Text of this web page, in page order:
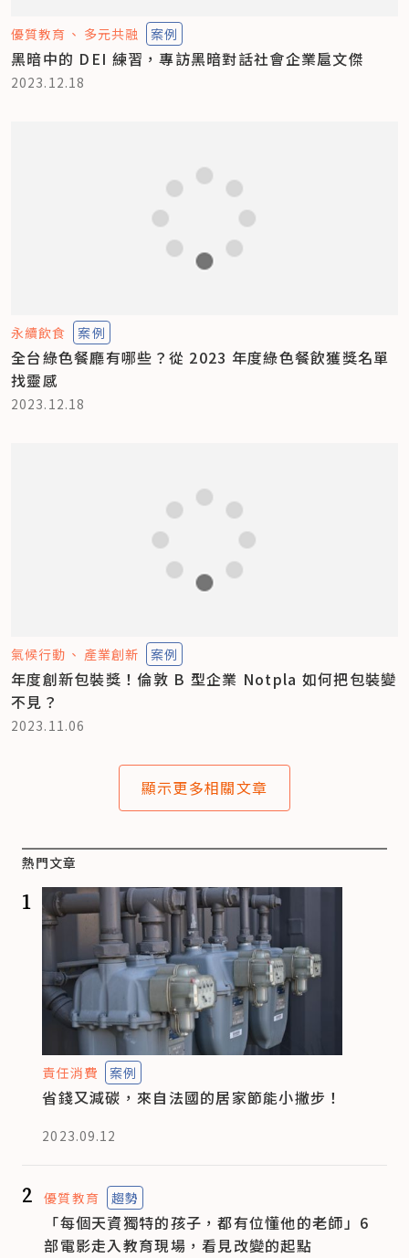
優質教育 多元共融 案例
黑暗中的 DEI 練習，專訪黑暗對話社會企業扈文傑
2023.12.18
永續飲食 案例
全台綠色餐廳有哪些？從 2023 年度綠色餐飲獲獎名單
找靈感
2023.12.18
氣候行動 產業創新 案例
年度創新包裝獎！倫敦 B 型企業 Notpla 如何把包裝變
不見？
2023.11.06
顯示更多相關文章
熱門文章
1
責任消費 案例
省錢又減碳，來自法國的居家節能小撇步！
2023.09.12
2 優質教育 趨勢
「每個天資獨特的孩子，都有位懂他的老師」6
部電影走入教育現場，看見改變的起點